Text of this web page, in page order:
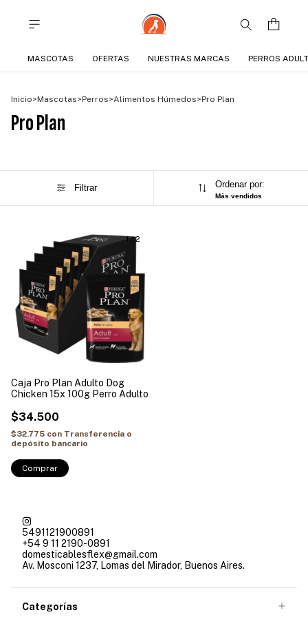
MASCOTAS OFERTAS NUESTRAS MARCAS PERROS
Inicio>Mascotas>Perros>Alimentos Húmedos>Pro Plan
Pro Plan
Filtrar Ordenar por:
Más vendidos
1/2
Caja Pro Plan Adulto Dog
Chicken 15x 100g Perro Adulto
$34.500
$32.775 con Transferencia o
depósito bancario
Comprar
5491121900891
+54 9 11 2190-0891
domesticablesflex@gmail.com
Av. Mosconi 1237, Lomas del Mirador, Buenos Aires.
Categorías